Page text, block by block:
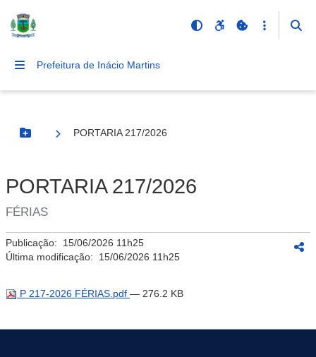
Prefeitura de Inácio Martins
Botão Menu
PORTARIA 217/2026
PORTARIA 217/2026
FÉRIAS
Publicação: 15/06/2026 11h25
Última modificação: 15/06/2026 11h25
P 217-2026 FÉRIAS.pdf — 276.2 KB